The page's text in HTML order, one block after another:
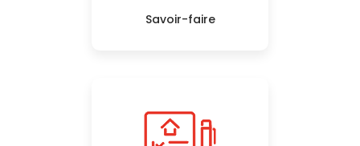
Savoir-faire